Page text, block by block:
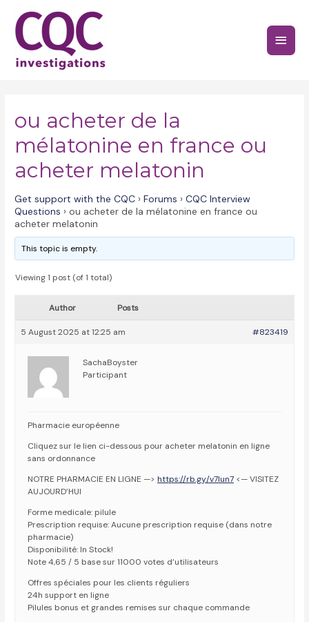
content
Main
ou acheter de la
mélatonine en france ou
acheter melatonin
Get support with the CQC › Forums › CQC Interview
Questions › ou acheter de la mélatonine en france ou
acheter melatonin
This topic is empty.
Viewing 1 post (of 1 total)
Author Posts
5 August 2025 at 12:25 am #823419
SachaBoyster
Participant
Pharmacie européenne
Cliquez sur le lien ci-dessous pour acheter melatonin en ligne
sans ordonnance
NOTRE PHARMACIE EN LIGNE —>https://rb.gy/v7lun7 <— VISITEZ
AUJOURD’HUI
Forme medicale: pilule
Prescription requise: Aucune prescription requise (dans notre
pharmacie)
Disponibilité: In Stock!
Note 4,65 / 5 base sur 11000 votes d’utilisateurs
Offres spéciales pour les clients réguliers
24h support en ligne
Pilules bonus et grandes remises sur chaque commande